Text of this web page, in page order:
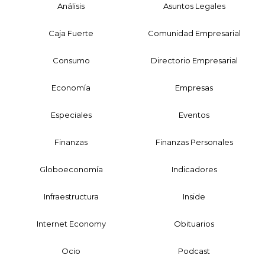
Análisis Asuntos Legales
Caja Fuerte Comunidad Empresarial
Consumo Directorio Empresarial
Economía Empresas
Especiales Eventos
Finanzas Finanzas Personales
Globoeconomía Indicadores
Infraestructura Inside
Internet Economy Obituarios
Ocio Podcast